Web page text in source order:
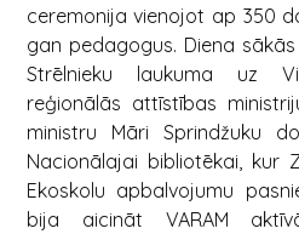
ceremonija vienojot ap 350
gan pedagogus. Diena sākās
Strēlnieku laukuma uz
reģionālās attīstības
ministru Māri Sprindžuku
Nacionālajai bibliotēkai, kur
Ekoskolu apbalvojumu
bija aicināt VARAM